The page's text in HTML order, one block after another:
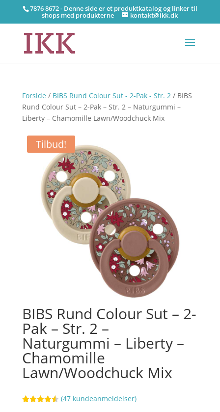
7876 8672 - Denne side er et produktkatalog og linker til
shops med produkterne kontakt@ikk.dk
Forside/ BIBS Rund Colour Sut - 2-Pak - Str. 2/ BIBS
Rund Colour Sut – 2-Pak – Str. 2 – Naturgummi –
Liberty – Chamomille Lawn/Woodchuck Mix
Tilbud!
BIBS Rund Colour Sut – 2-
Pak – Str. 2 –
Naturgummi – Liberty –
Chamomille
Lawn/Woodchuck Mix
(47 kundeanmeldelser)